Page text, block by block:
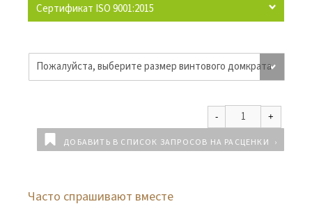
Сертификат ISO 9001:2015
ДОБАВИТЬ В СПИСОК ЗАПРОСОВ НА РАСЦЕНКИ
Часто спрашивают вместе